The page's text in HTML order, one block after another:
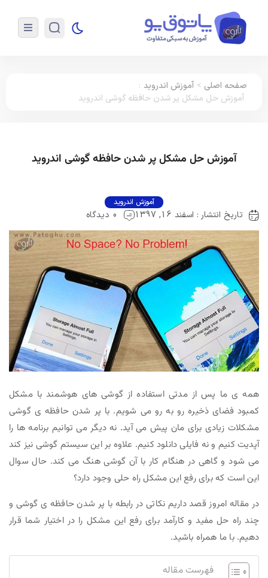
صفحه اصلی > آموزش اندروید :
آموزش حل مشکل پر شدن حافظه گوشی اندروید
آموزش حل مشکل پر شدن حافظه گوشی اندروید
آموزش اندروید
تاریخ انتشار : اسفند 16, 1397 0 دیدگاه
همه ی ما پس از مدتی استفاده از گوشی های هوشمند با مشکل
کمبود فضای ذخیره رو به رو می شویم. با پر شدن حافظه ی گوشی
مشکلات زیادی برای مان پیش می آید. نه دیگر می توانیم برنامه ها را
آپدیت کنیم و نه فایلی دانلود کنیم. علاوه بر این سیستم گوشی نیز کند
می شود و گاهی در هنگام کار با آن گوشی هنگ می کند. حال سوال
این است که برای رفع این مشکل راه حلی وجود دارد؟
در مقاله امروز قصد داریم نکاتی در رابطه با پر شدن حافظه ی گوشی و
چند راه حل مفید و کارآمد برای رفع این مشکل را در اختیار شما قرار
دهیم. با ما همراه باشید.
فهرست مقاله